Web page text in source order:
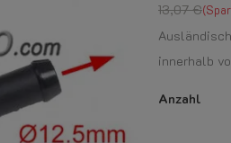
13,07 €
innerhalb
Anzahl